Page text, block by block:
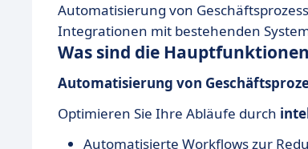
Automatisierung von
Integrationen mit bestehenden
Was sind die
Automatisierung von
Optimieren Sie Ihre Abläufe durch
Automatisierte Workflows zur